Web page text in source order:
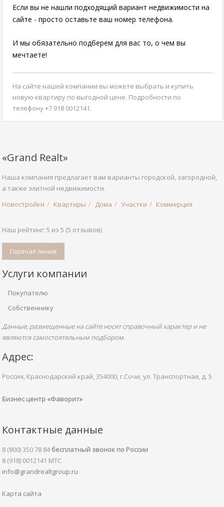
Если вы не нашли подходящий вариант недвижимости на
сайте - просто оставьте ваш номер телефона.
И мы обязательно подберем для вас то, о чем вы
мечтаете!
На сайте нашей компании вы можете выбрать и купить
новую квартиру по выгодной цене. Подробности по
телефону +7 918 0012141.
«Grand Realt»
Наша компания предлагает вам варианты городской, загородной,
а также элитной недвижимости.
Новостройки
Квартиры Дома Участки Коммерция
Наш рейтинг: 5 из 5 (5 отзывов)
Горячая линия
Услуги компании
Покупателю
Собственнику
Данные, размещенные на сайте носят справочный характер и не
являются самостоятельным подбором.
Адрес:
Россия, Краснодарский край,354000, г.Сочи, ул. Транспортная, д. 5
Бизнес центр «Фаворит»
Контактные данные
8 (800) 350 78 84бесплатный звонок по России
8 (918) 0012141 MTC
info@grandrealtgroup.ru
Карта сайта